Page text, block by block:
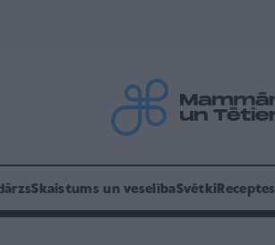
Skaistums un veselībaSvētki Receptes